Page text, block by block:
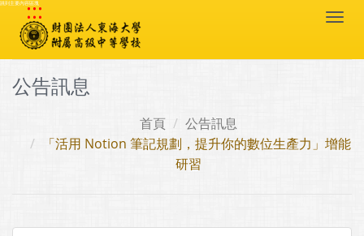
跳到主要內容區塊
:::
公告訊息
首頁
公告訊息
「活用 Notion 筆記規劃，提升你的數位生產力」增能
研習